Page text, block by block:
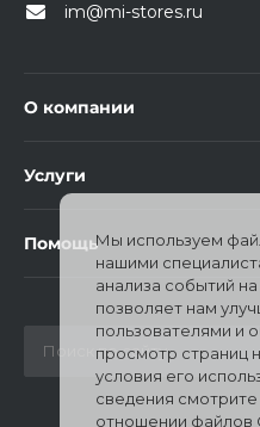
im@mi-stores.ru
О компании
Услуги
ПомощьМы используем
нашими
анализа событий
позволяет нам
пользователями и
просмотр страниц
условия его
сведения
отношении файлов